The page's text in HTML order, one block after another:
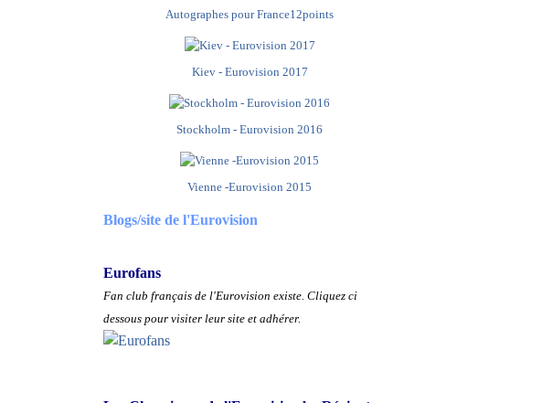
Autographes pour France12points
Kiev - Eurovision 2017
Stockholm - Eurovision 2016
Vienne -Eurovision 2015
Blogs/site de l'Eurovision
Eurofans
Fan club français de l'Eurovision existe. Cliquez ci
dessous pour visiter leur site et adhérer.